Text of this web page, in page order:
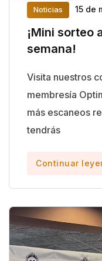
Noticias 15 de
¡Mini sorteo
semana!
Visita nuestros
membresía
más escaneos
tendrás
Continuar